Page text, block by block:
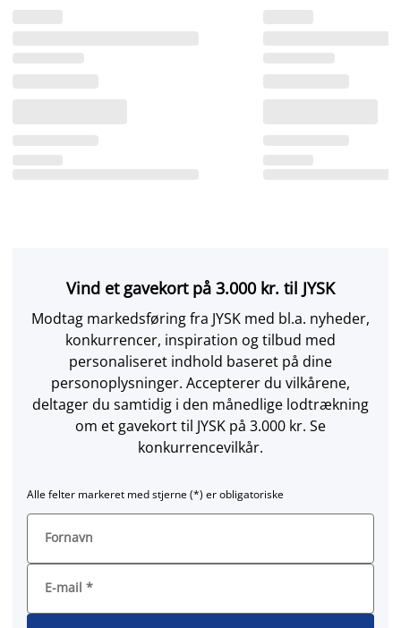
Vind et gavekort på 3.000 kr. til JYSK
Modtag markedsføring fra JYSK med bl.a. nyheder,
konkurrencer, inspiration og tilbud med
personaliseret indhold baseret på dine
personoplysninger. Accepterer du vilkårene,
deltager du samtidig i den månedlige lodtrækning
om et gavekort til JYSK på 3.000 kr. Se
konkurrencevilkår.
Alle felter markeret med stjerne (*) er obligatoriske
Fornavn
E-mail *